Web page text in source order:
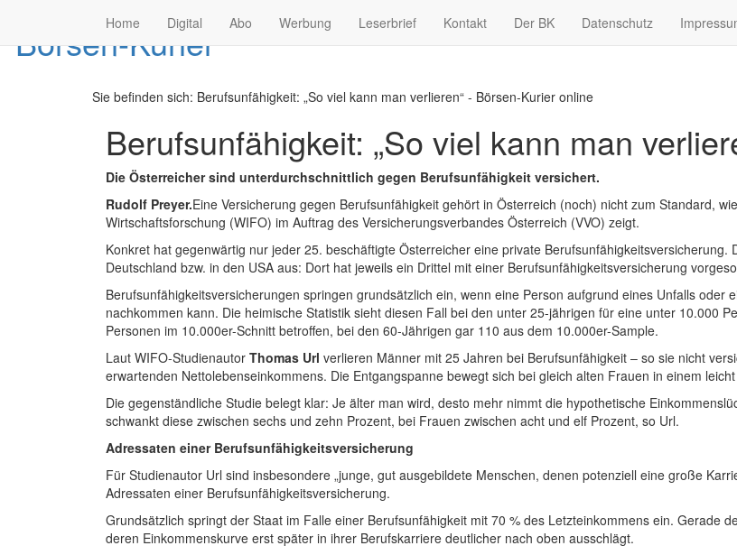
Home Digital Abo Werbung Leserbrief Kontakt Der BK Datenschutz
Sie befinden sich: Berufsunfähigkeit: „So viel kann man verlieren“ - Börsen-Kurier online
Berufsunfähigkeit: „So viel kann man
Die Österreicher sind unterdurchschnittlich gegen Berufsunfähigkeit versichert.
Rudolf Preyer.Eine Versicherung gegen Berufsunfähigkeit gehört in Österreich (noch) nicht zum Standard,
Wirtschaftsforschung (WIFO) im Auftrag des Versicherungsverbandes Österreich (VVO) zeigt.
Konkret hat gegenwärtig nur jeder 25. beschäftigte Österreicher eine private
Deutschland bzw. in den USA aus: Dort hat jeweils ein Drittel mit einer Berufsunfähigkeitsversicherung
Berufsunfähigkeitsversicherungen springen grundsätzlich ein, wenn eine Person aufgrund eines Unfalls oder
nachkommen kann. Die heimische Statistik sieht diesen Fall bei den unter 25-jährigen für eine unter 10.000
Personen im 10.000er-Schnitt betroffen, bei den 60-Jährigen gar 110 aus dem 10.000er-Sample.
Laut WIFO-Studienautor Thomas Url verlieren Männer mit 25 Jahren bei Berufsunfähigkeit – so sie nicht
erwartenden Nettolebenseinkommens. Die Entgangspanne bewegt sich bei gleich alten Frauen in einem
Die gegenständliche Studie belegt klar: Je älter man wird, desto mehr nimmt die hypothetische
schwankt diese zwischen sechs und zehn Prozent, bei Frauen zwischen acht und elf Prozent, so Url.
Adressaten einer Berufsunfähigkeitsversicherung
Für Studienautor Url sind insbesondere „junge, gut ausgebildete Menschen, denen potenziell eine große
Adressaten einer Berufsunfähigkeitsversicherung.
Grundsätzlich springt der Staat im Falle einer Berufsunfähigkeit mit 70 % des Letzteinkommens ein. Gerade
deren Einkommenskurve erst später in ihrer Berufskarriere deutlicher nach oben ausschlägt.